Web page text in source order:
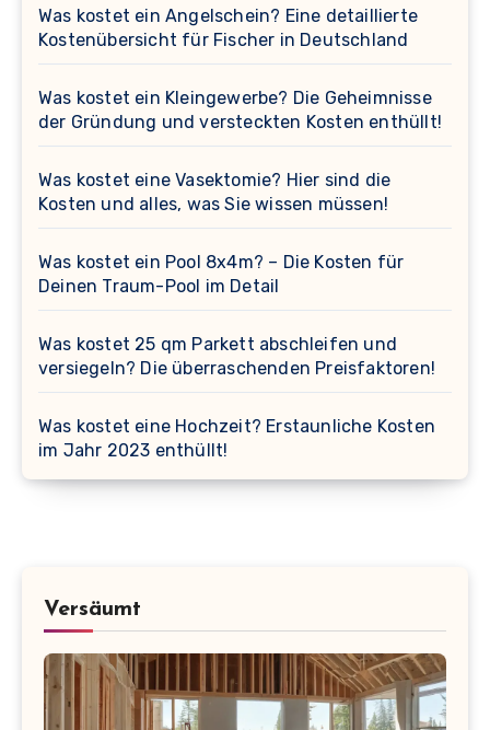
Was kostet ein Angelschein? Eine detaillierte
Kostenübersicht für Fischer in Deutschland
Was kostet ein Kleingewerbe? Die Geheimnisse
der Gründung und versteckten Kosten enthüllt!
Was kostet eine Vasektomie? Hier sind die
Kosten und alles, was Sie wissen müssen!
Was kostet ein Pool 8x4m? – Die Kosten für
Deinen Traum-Pool im Detail
Was kostet 25 qm Parkett abschleifen und
versiegeln? Die überraschenden Preisfaktoren!
Was kostet eine Hochzeit? Erstaunliche Kosten
im Jahr 2023 enthüllt!
Versäumt